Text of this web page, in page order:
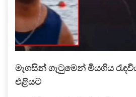
මැගසින් ගැටුමෙන් මියගිය
එළියට